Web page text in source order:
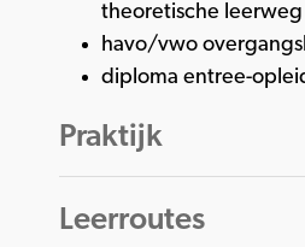
theoretische
havo/vwo
diploma entree-
Praktijk
Leerroutes